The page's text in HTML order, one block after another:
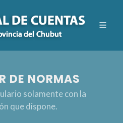
DE NORMAS
solamente con la
que dispone.